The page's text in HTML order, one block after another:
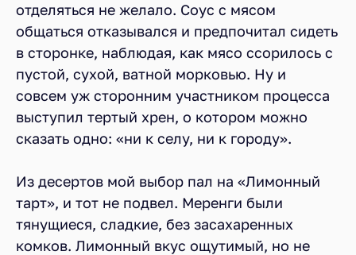
отделяться не желало. Соус с мясом
общаться отказывался и предпочитал сидеть
в сторонке, наблюдая, как мясо ссорилось с
пустой, сухой, ватной морковью. Ну и
совсем уж сторонним участником процесса
выступил тертый хрен, о котором можно
сказать одно: «ни к селу, ни к городу».
Из десертов мой выбор пал на «Лимонный
тарт», и тот не подвел. Меренги были
тянущиеся, сладкие, без засахаренных
комков. Лимонный вкус ощутимый, но не